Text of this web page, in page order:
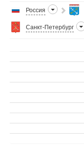
Россия
Санкт-Петербург